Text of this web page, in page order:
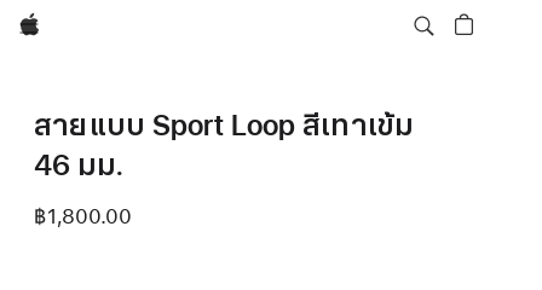
Apple
สายแบบ Sport Loop สีเทาเข้ม
46 มม.
฿1,800.00